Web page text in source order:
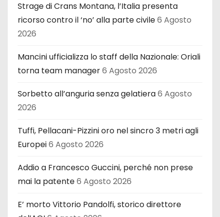
Strage di Crans Montana, l’Italia presenta
ricorso contro il ‘no’ alla parte civile6 Agosto
2026
Mancini ufficializza lo staff della Nazionale: Oriali
torna team manager6 Agosto 2026
Sorbetto all’anguria senza gelatiera6 Agosto
2026
Tuffi, Pellacani-Pizzini oro nel sincro 3 metri agli
Europei6 Agosto 2026
Addio a Francesco Guccini, perché non prese
mai la patente6 Agosto 2026
E’ morto Vittorio Pandolfi, storico direttore